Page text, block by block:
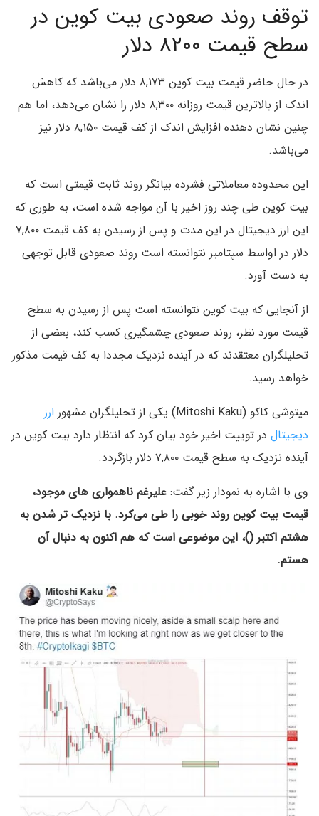
توقف روند صعودی بیت کوین در
سطح قیمت ۸۲۰۰ دلار
در حال حاضر قیمت بیت کوین ۸,۱۷۳ دلار می‌باشد که کاهش
اندک از بالاترین قیمت روزانه ۸,۳۰۰ دلار را نشان می‌دهد، اما هم
چنین نشان دهنده افزایش اندک از کف قیمت ۸,۱۵۰ دلار نیز
می‌باشد.
این محدوده معاملاتی فشرده بیانگر روند ثابت قیمتی است که
بیت کوین طی چند روز اخیر با آن مواجه شده است، به طوری که
این ارز دیجیتال در این مدت و پس از رسیدن به کف قیمت ۷,۸۰۰
دلار در اواسط سپتامبر نتوانسته است روند صعودی قابل توجهی
به دست آورد.
از آنجایی که بیت کوین نتوانسته است پس از رسیدن به سطح
قیمت مورد نظر، روند صعودی چشمگیری کسب کند، بعضی از
تحلیلگران معتقدند که در آینده نزدیک مجددا به کف قیمت مذکور
خواهد رسید.
میتوشی کاکو (Mitoshi Kaku) یکی از تحلیلگران مشهور
ارز
دیجیتال در توییت اخیر خود بیان کرد که انتظار دارد بیت کوین در
آینده نزدیک به سطح قیمت ۷,۸۰۰ دلار بازگردد.
وی با اشاره به نمودار زیر گفت: علیرغم ناهمواری های موجود،
قیمت بیت کوین روند خوبی را طی می‌کرد. با نزدیک تر شدن به
هشتم اکتبر ()، این موضوعی است که هم اکنون به دنبال آن
هستم.